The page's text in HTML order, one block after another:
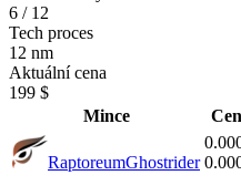
6 / 12
Tech proces
12 nm
Aktuální cena
199 $
Mince
RaptoreumGhostrider